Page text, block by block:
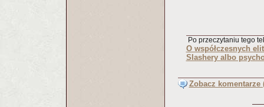
Po przeczytaniu tego
O współczesnych
Slashery albo
Zobacz komentarze